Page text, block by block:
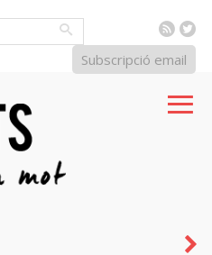
RSS
Subscripció email